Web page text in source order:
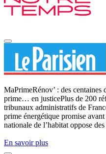
MaPrimeRénov’ : des
prime… en justicePlus de 200
tribunaux administratifs de
prime énergétique promise
nationale de l’habitat oppose
En savoir plus